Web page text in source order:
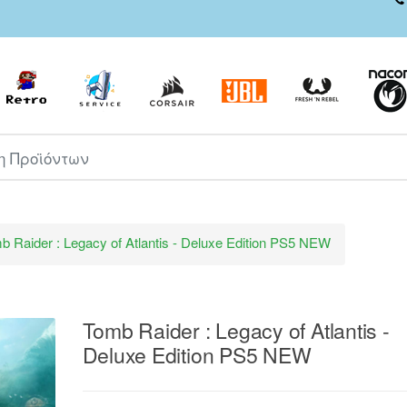
Raider : Legacy of Atlantis - Deluxe Edition PS5 NEW
Tomb Raider : Legacy of Atlantis -
Deluxe Edition PS5 NEW